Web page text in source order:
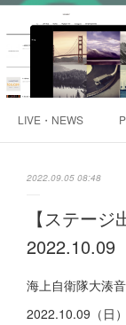
LIVE・NEWS
2022.09.05 08:48
【ステー
2022.10.09
海上自衛隊大湊
2022.10.09（日）